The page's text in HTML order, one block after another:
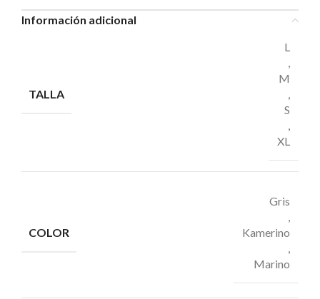
Información adicional
TALLA
L
,
M
,
S
,
XL
COLOR
Gris
,
Kamerino
,
Marino